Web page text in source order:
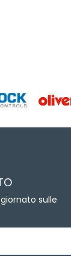
sulle